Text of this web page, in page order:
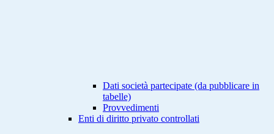
Dati società partecipate (da pubblicare in
tabelle)
Provvedimenti
Enti di diritto privato controllati